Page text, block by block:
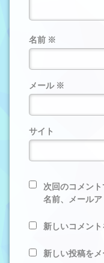
名前 ※
メール ※
サイト
次回のコメン
名前、メールア
新しいコメン
新しい投稿を